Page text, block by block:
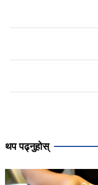
थप पढ्नुहोस्